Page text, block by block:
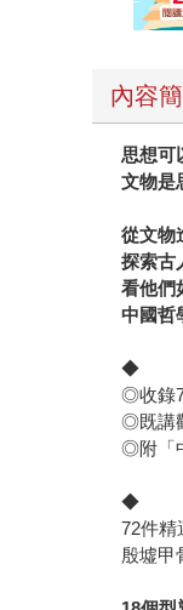
內容
思想可
文物是
從文物
探索古
看他們
中國哲
◆
◎收錄
◎既講
◎附「
◆
72件精
殷墟甲